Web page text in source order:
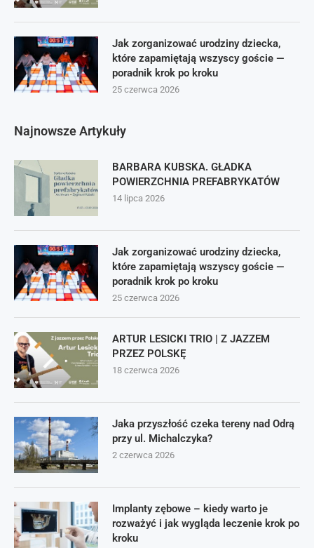
Jak zorganizować urodziny dziecka,
które zapamiętają wszyscy goście —
poradnik krok po kroku
25 czerwca 2026
Najnowsze Artykuły
BARBARA KUBSKA. GŁADKA
POWIERZCHNIA PREFABRYKATÓW
14 lipca 2026
Jak zorganizować urodziny dziecka,
które zapamiętają wszyscy goście —
poradnik krok po kroku
25 czerwca 2026
ARTUR LESICKI TRIO | Z JAZZEM
PRZEZ POLSKĘ
18 czerwca 2026
Jaka przyszłość czeka tereny nad Odrą
przy ul. Michalczyka?
2 czerwca 2026
Implanty zębowe – kiedy warto je
rozważyć i jak wygląda leczenie krok po
kroku